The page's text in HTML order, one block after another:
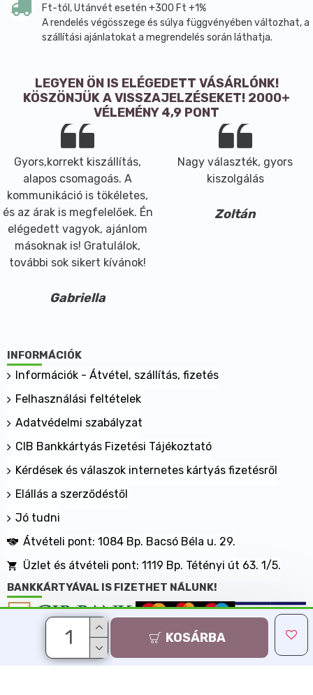
KOSÁRBA
Ft-tól, Utánvét esetén +300 Ft +1%
A rendelés végösszege és súlya függvényében változhat, a
szállítási ajánlatokat a megrendelés során láthatja.
LEGYEN ÖN IS ELÉGEDETT VÁSÁRLÓNK!
KÖSZÖNJÜK A VISSZAJELZÉSEKET! 2000+
VÉLEMÉNY 4,9 PONT
Gyors,korrekt kiszállítás,
alapos csomagoás. A
kommunikáció is tökéletes,
és az árak is megfelelőek. Én
elégedett vagyok, ajánlom
másoknak is! Gratulálok,
további sok sikert kívánok!
Gabriella
Nagy választék, gyors
kiszolgálás
Zoltán
INFORMÁCIÓK
Információk - Átvétel, szállítás, fizetés
Felhasználási feltételek
Adatvédelmi szabályzat
CIB Bankkártyás Fizetési Tájékoztató
Kérdések és válaszok internetes kártyás fizetésről
Elállás a szerződéstől
Jó tudni
Átvételi pont: 1084 Bp. Bacsó Béla u. 29.
Üzlet és átvételi pont: 1119 Bp. Tétényi út 63. 1/5.
BANKKÁRTYÁVAL IS FIZETHET NÁLUNK!
Minden jog fenntartva, MaxShopping Kft. 2013-2026
Árukereső.hu